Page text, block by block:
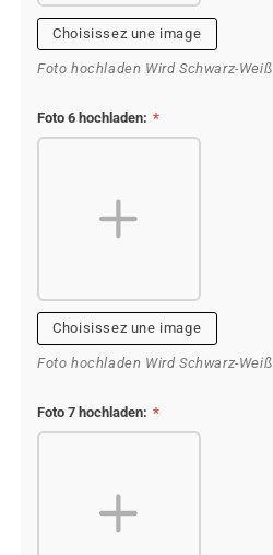
Choisissez une image
Foto hochladen Wird Schwarz-Weiß
Foto 6 hochladen: *
Choisissez une image
Foto hochladen Wird Schwarz-Weiß
Foto 7 hochladen: *